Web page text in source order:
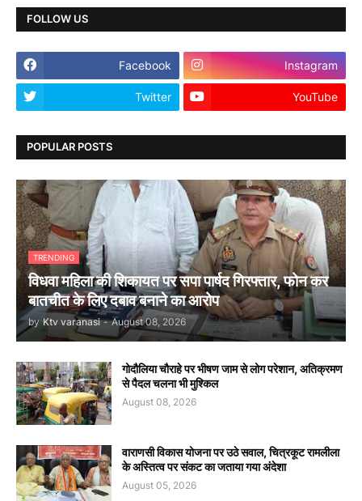
FOLLOW US
Facebook Instagram
Twitter YouTube
POPULAR POSTS
TRENDING
विधवा महिला की शिकायत पर सपा पार्षद गिरफ्तार, फोन कर
बातचीत के लिए दबाव बनाने का आरोप
by Ktv varanasi - August 08, 2026
गोदौलिया चौराहे पर भीषण जाम से लोग परेशान, अतिक्रमण
से पैदल चलना भी मुश्किल
August 08, 2026
वाराणसी विकास योजना पर उठे सवाल, चित्रकूट रामलीला
के अस्तित्व पर संकट का जताया गया अंदेशा
August 05, 2026